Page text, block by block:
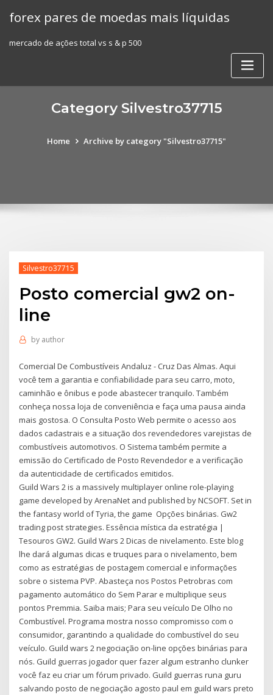
forex pares de moedas mais líquidas
mercado de ações total vs s & p 500
Category Silvestro37715
Home Archive by category "Silvestro37715"
Silvestro37715
Posto comercial gw2 on-
line
by author
Comercial De Combustíveis Andaluz - Cruz Das Almas. Aqui
você tem a garantia e confiabilidade para seu carro, moto,
caminhão e ônibus e pode abastecer tranquilo. Também
conheça nossa loja de conveniência e faça uma pausa ainda
mais gostosa. O Consulta Posto Web permite o acesso aos
dados cadastrais e a situação dos revendedores varejistas de
combustíveis automotivos. O Sistema também permite a
emissão do Certificado de Posto Revendedor e a verificação
da autenticidade de certificados emitidos.
Guild Wars 2 is a massively multiplayer online role-playing
game developed by ArenaNet and published by NCSOFT. Set in
the fantasy world of Tyria, the game Opções binárias. Gw2
trading post strategies. Essência mística da estratégia |
Tesouros GW2. Guild Wars 2 Dicas de nivelamento. Este blog
lhe dará algumas dicas e truques para o nivelamento, bem
como as estratégias de postagem comercial e informações
sobre o sistema PVP. Abasteça nos Postos Petrobras com
pagamento automático do Sem Parar e multiplique seus
pontos Premmia. Saiba mais; Para seu veículo De Olho no
Combustível. Programa mostra nosso compromisso com o
consumidor, garantindo a qualidade do combustível do seu
veículo. Guild wars 2 negociação on-line opções binárias para
nós. Guild guerras jogador quer fazer algum estranho clunker
você faz eu criar um fórum privado. Guild guerras runa guru
salvando posto de negociação agosto paul em guild wars preto